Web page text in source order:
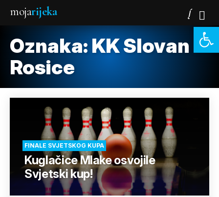
mojarijeka
Oznaka: KK Slovan
Rosice
FINALE SVJETSKOG KUPA
Kuglačice Mlake osvojile
Svjetski kup!